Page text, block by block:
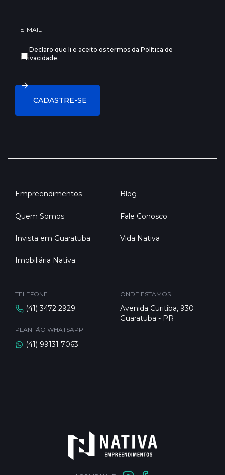
Declaro que li e aceito os termos da Política de
Privacidade.
Empreendimentos
Quem Somos
Invista em Guaratuba
Imobiliária Nativa
Blog
Fale Conosco
Vida Nativa
TELEFONE
(41) 3472 2929
PLANTÃO WHATSAPP
(41) 99131 7063
ONDE ESTAMOS
Avenida Curitiba, 930
Guaratuba - PR